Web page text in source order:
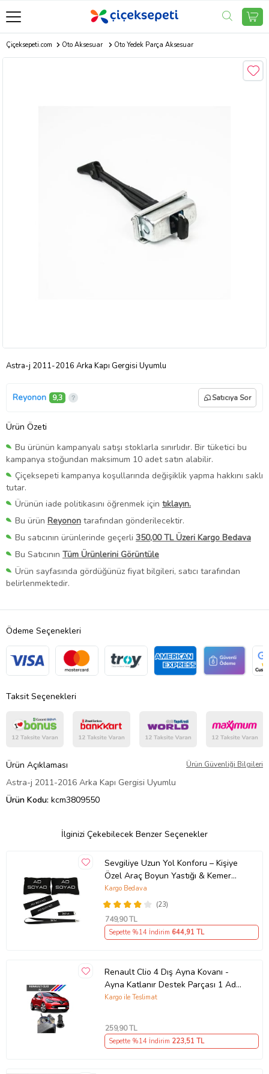
Çiçeksepeti.com Oto Aksesuar Oto Yedek Parça Aksesuar
Astra-j 2011-2016 Arka Kapı Gergisi Uyumlu
Reyonon 9,3 Satıcıya Sor
Ürün Özeti
Bu ürünün kampanyalı satışı stoklarla sınırlıdır. Bir tüketici bu
kampanya stoğundan maksimum 10 adet satın alabilir.
Çiçeksepeti kampanya koşullarında değişiklik yapma hakkını saklı
tutar.
Ürünün iade politikasını öğrenmek için tıklayın.
Bu ürün Reyonon tarafından gönderilecektir.
Bu satıcının ürünlerinde geçerli 350,00 TL Üzeri Kargo Bedava
Bu Satıcının Tüm Ürünlerini Görüntüle
Ürün sayfasında gördüğünüz fiyat bilgileri, satıcı tarafından
belirlenmektedir.
Ödeme Seçenekleri
Taksit Seçenekleri
Ürün Açıklaması Ürün Güvenliği Bilgileri
Astra-j 2011-2016 Arka Kapı Gergisi Uyumlu
Ürün Kodu: kcm3809550
İlginizi Çekebilecek Benzer Seçenekler
Sevgiliye Uzun Yol Konforu – Kişiye
Özel Araç Boyun Yastığı & Kemer
Pedi Hediye Seti
(23)
Kargo Bedava
749,90 TL
Sepette %14 İndirim 644,91 TL
Renault Clio 4 Dış Ayna Kovanı -
Ayna Katlanır Destek Parçası 1 Adet
490307706 M3625
Kargo ile Teslimat
259,90 TL
Sepette %14 İndirim 223,51 TL